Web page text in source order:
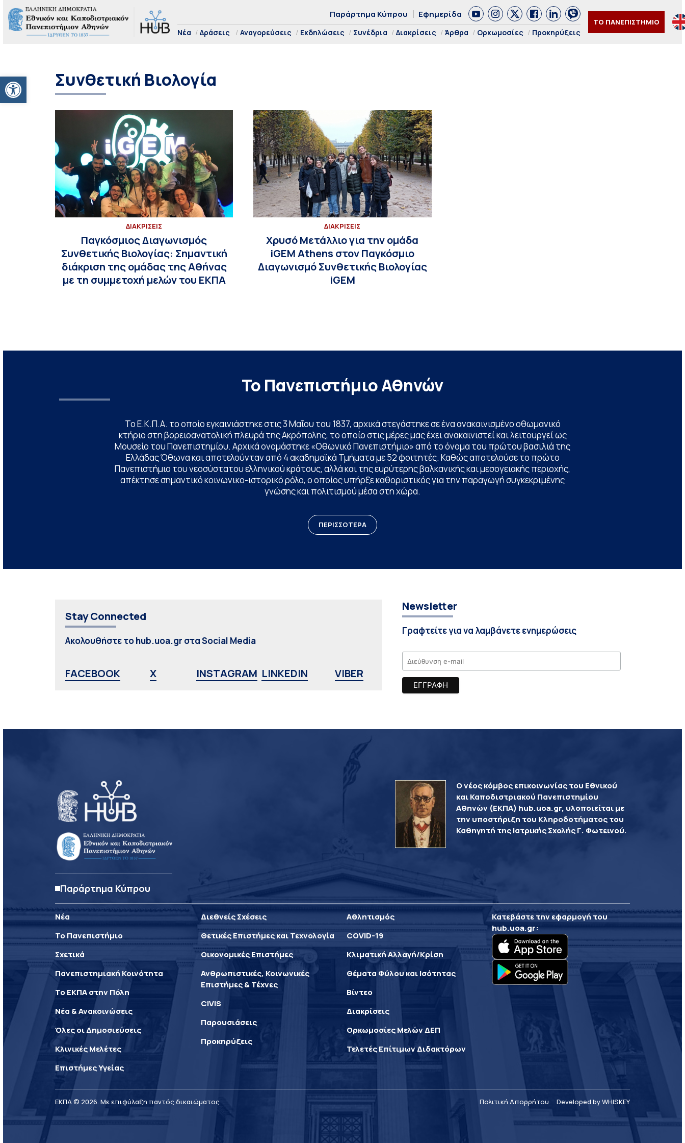
Ανοίξτε τη γραμμή εργαλείων
Παράρτημα Κύπρου Εφημερίδα
Νέα Δράσεις Αναγορεύσεις Εκδηλώσεις Συνέδρια Διακρίσεις Άρθρα Ορκωμοσίες Προκηρύξεις
ΤΟ ΠΑΝΕΠΙΣΤΗΜΙΟ
Συνθετική Βιολογία
ΔΙΑΚΡΙΣΕΙΣ
Παγκόσμιος Διαγωνισμός
Συνθετικής Βιολογίας: Σημαντική
διάκριση της ομάδας της Αθήνας
με τη συμμετοχή μελών του ΕΚΠΑ
ΔΙΑΚΡΙΣΕΙΣ
Χρυσό Μετάλλιο για την ομάδα
iGEM Athens στον Παγκόσμιο
Διαγωνισμό Συνθετικής Βιολογίας
iGEM
Το Πανεπιστήμιο Αθηνών
Το Ε.Κ.Π.Α. το οποίο εγκαινιάστηκε στις 3 Μαΐου του 1837, αρχικά στεγάστηκε σε ένα ανακαινισμένο οθωμανικό
κτήριο στη βορειοανατολική πλευρά της Ακρόπολης, το οποίο στις μέρες μας έχει ανακαινιστεί και λειτουργεί ως
Μουσείο του Πανεπιστημίου. Αρχικά ονομάστηκε «Οθωνικό Πανεπιστήμιο» από το όνομα του πρώτου βασιλιά της
Ελλάδας Όθωνα και αποτελούνταν από 4 ακαδημαϊκά Τμήματα με 52 φοιτητές. Καθώς αποτελούσε το πρώτο
Πανεπιστήμιο του νεοσύστατου ελληνικού κράτους, αλλά και της ευρύτερης βαλκανικής και μεσογειακής περιοχής,
απέκτησε σημαντικό κοινωνικο-ιστορικό ρόλο, ο οποίος υπήρξε καθοριστικός για την παραγωγή συγκεκριμένης
γνώσης και πολιτισμού μέσα στη χώρα.
ΠΕΡΙΣΣΟΤΕΡΑ
Stay Connected
Ακολουθήστε το hub.uoa.gr στα Social Media
FACEBOOK X INSTAGRAM LINKEDIN VIBER
Newsletter
Γραφτείτε για να λαμβάνετε ενημερώσεις
Παράρτημα Κύπρου
Ο νέος κόμβος επικοινωνίας του Εθνικού
και Καποδιστριακού Πανεπιστημίου
Αθηνών (ΕΚΠΑ) hub.uoa.gr, υλοποιείται με
την υποστήριξη του Κληροδοτήματος του
Καθηγητή της Ιατρικής Σχολής Γ. Φωτεινού.
Νέα
Το Πανεπιστήμιο
Σχετικά
Πανεπιστημιακή Κοινότητα
Το ΕΚΠΑ στην Πόλη
Νέα & Ανακοινώσεις
Όλες οι Δημοσιεύσεις
Κλινικές Μελέτες
Επιστήμες Υγείας
Διεθνείς Σχέσεις
Θετικές Επιστήμες και Τεχνολογία
Οικονομικές Επιστήμες
Ανθρωπιστικές, Κοινωνικές
Επιστήμες & Τέχνες
CIVIS
Παρουσιάσεις
Προκηρύξεις
Αθλητισμός
COVID-19
Κλιματική Αλλαγή/Κρίση
Θέματα Φύλου και Ισότητας
Βίντεο
Διακρίσεις
Ορκωμοσίες Μελών ΔΕΠ
Τελετές Επίτιμων Διδακτόρων
Κατεβάστε την εφαρμογή του
hub.uoa.gr:
ΕΚΠΑ © 2026. Με επιφύλαξη παντός δικαιώματος Πολιτική Απορρήτου Developed by WHISKEY